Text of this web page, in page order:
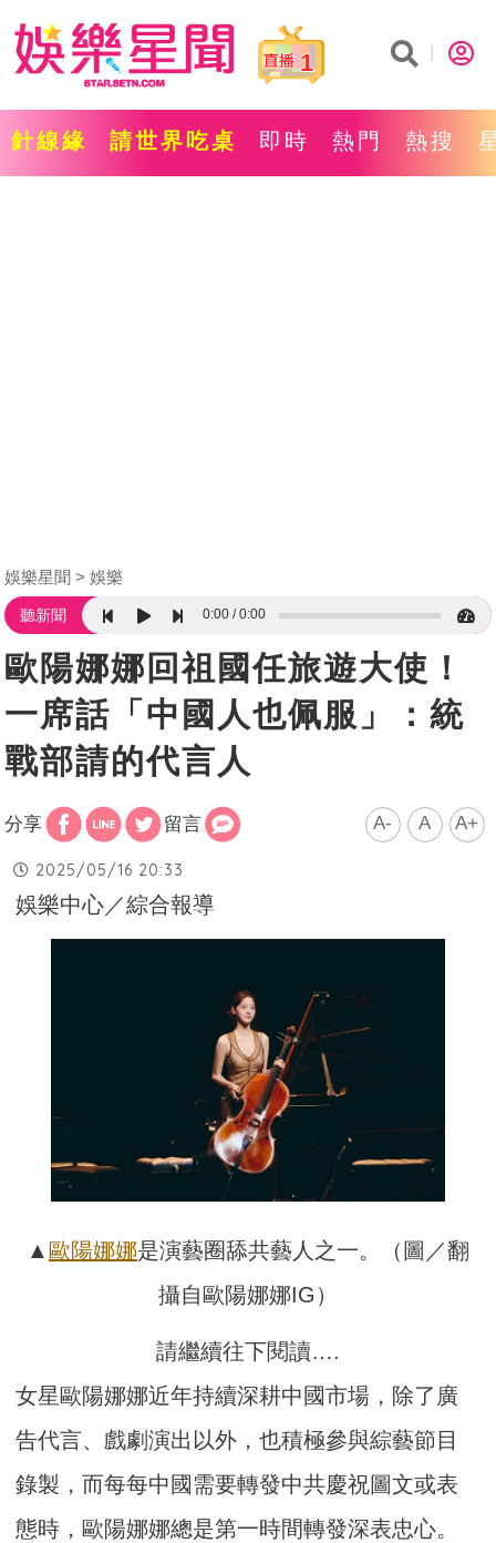
1
針線緣 請世界吃桌 即時 熱門 熱搜
娛樂星聞 娛樂
聽新聞 0:00 0:00
歐陽娜娜回祖國任旅遊大使！
一席話「中國人也佩服」：統
戰部請的代言人
分享 留言 A- A A+
2025/05/16 20:33
娛樂中心／綜合報導
▲ 歐陽娜娜是演藝圈舔共藝人之一。（圖／翻
攝自歐陽娜娜IG）
請繼續往下閱讀….
女星歐陽娜娜近年持續深耕中國市場，除了廣
告代言、戲劇演出以外，也積極參與綜藝節目
錄製，而每每中國需要轉發中共慶祝圖文或表
態時，歐陽娜娜總是第一時間轉發深表忠心。